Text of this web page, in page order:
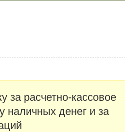
за расчетно-кассовое
наличных денег и за